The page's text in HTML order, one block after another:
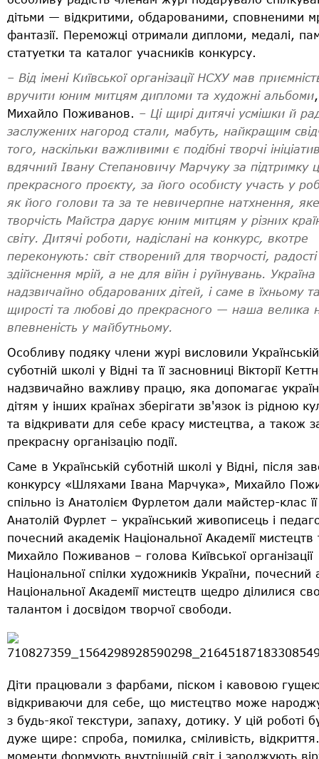
дітьми — відкритими, обдарованими, сповненими
фантазії. Переможці отримали дипломи, медалі,
статуетки та каталог учасників конкурсу.
– Від імені Київської організації НСХУ мав
вручити юним митцям дипломи та художні альбоми
Михайло Поживанов. – Ці щирі дитячі усмішки й
заслужених нагород стали, мабуть, найкращим
того, наскільки важливими є подібні творчі
вдячний Івану Степановичу Марчуку за підтримку
прекрасного проєкту, за його особисту участь у
як його голови та за те невичерпне натхнення, яке
творчість Майстра дарує юним митцям у різних
світу.
Дитячі роботи, надіслані на конкурс, вкотре
переконують : світ створений для творчості,
здійснення мрій, а не для війн і руйнувань.
надзвичайно обдарованих дітей, і саме в їхньому
щирості та любові до прекрасного — наша велика
впевненість у майбутньому.
Особливу подяку члени журі висловили Українській
суботній школі у Відні та її засновниці Вікторії
надзвичайно важливу працю, яка допомагає
дітям у інших країнах зберігати зв'язок із рідною
та відкривати для себе красу мистецтва, а також
прекрасну організацію події.
Саме в Українській суботній школі у Відні, після
конкурсу «Шляхами Івана Марчука», Михайло
спільно із Анатолієм Фурлетом дали майстер-клас
Анатолій Фурлет – український живописець і
почесний академік Національної Академії мистецтв
Михайло Поживанов – голова Київської організації
Національної спілки художників України, почесний
Національної Академії мистецтв щедро ділилися
талантом і досвідом творчої свободи.
Діти працювали з фарбами, піском і кавовою
відкриваючи для себе, що мистецтво може
з будь-якої текстури, запаху, дотику. У цій роботі
дуже щире: спроба, помилка, сміливість,
моменти формують внутрішній світ і зароджують